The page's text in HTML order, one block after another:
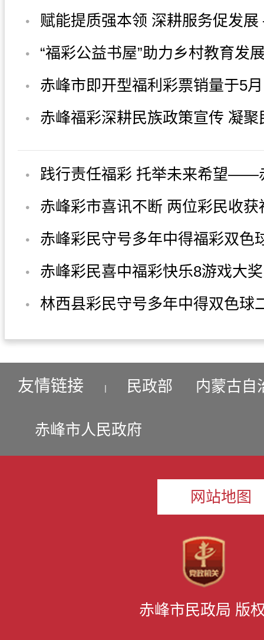
赋能提质强本领 深耕服务促发
峰福彩圆满举办2026年度全市福
“福彩公益书屋”助力乡村教育发
赤峰市即开型福利彩票销量于5
破亿元
赤峰福彩深耕民族政策宣传 凝聚
践行责任福彩 托举未来希望——
彩多措并举开展儿童关爱公益活
赤峰彩市喜讯不断 两位彩民收获
色球二等奖
赤峰彩民守号多年中得福彩双色
26万余元
赤峰彩民喜中福彩快乐8游戏大
元
林西县彩民守号多年中得双色球
友情链接 民政部 内蒙古自
赤峰市人民政府
网站地图
赤峰市民政局 版